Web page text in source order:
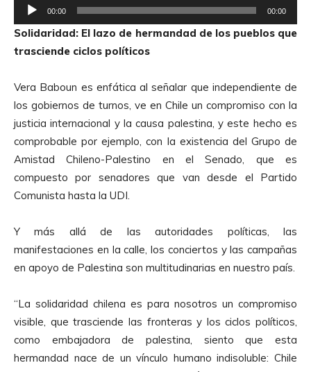
e
p
r
d
u
c
t
o
r
d
A
u
d
o
00:00 00:00
Solidaridad: El lazo de hermandad de los pueblos que
trasciende ciclos políticos
Vera Baboun es enfática al señalar que independiente de
los gobiernos de turnos, ve en Chile un compromiso con la
justicia internacional y la causa palestina, y este hecho es
comprobable por ejemplo, con la existencia del Grupo de
Amistad Chileno-Palestino en el Senado, que es
compuesto por senadores que van desde el Partido
Comunista hasta la UDI.
Y más allá de las autoridades políticas, las
manifestaciones en la calle, los conciertos y las campañas
en apoyo de Palestina son multitudinarias en nuestro país.
“La solidaridad chilena es para nosotros un compromiso
visible, que trasciende las fronteras y los ciclos políticos,
como embajadora de palestina, siento que esta
hermandad nace de un vínculo humano indisoluble: Chile